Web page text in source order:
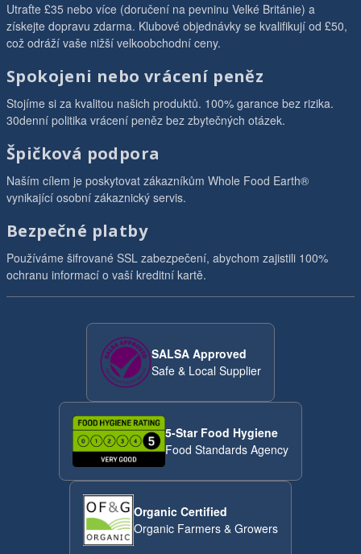
Utraťte £35 nebo více (doručení na pevninu Velké Británie) a
získejte dopravu zdarma. Klubové objednávky se kvalifikují od £50,
což odráží vaše nižší velkoobchodní ceny.
Spokojeni nebo vrácení peněz
Stojíme si za kvalitou našich produktů. 100% garance bez rizika.
30denní politika vrácení peněz bez zbytečných otázek.
Špičková podpora
Naším cílem je poskytovat zákazníkům Whole Food Earth®
vynikající osobní zákaznický servis.
Bezpečné platby
Používáme šifrované SSL zabezpečení, abychom zajistili 100%
ochranu informací o vaší kreditní kartě.
SALSA Approved
Safe & Local Supplier
5-Star Food Hygiene
Food Standards Agency
Organic Certified
Organic Farmers & Growers